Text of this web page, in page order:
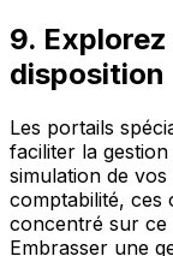
9.
disposition
Les portails
faciliter la
simulation de
comptabilité, ces
concentré sur ce
Embrasser une